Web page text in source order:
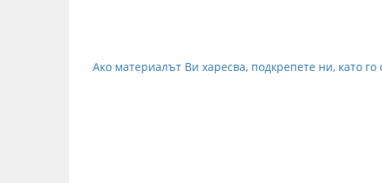
Ако материалът Ви харесва, подкрепете ни, като го